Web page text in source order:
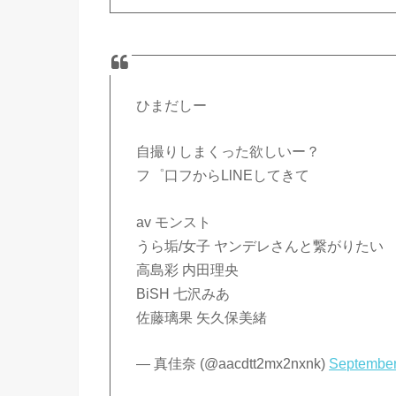
ひまだしー
自撮りしまくった欲しいー？
フ゜口フからLlNEしてきて
av モンスト
うら垢/女子 ヤンデレさんと繋がりたい
高島彩 内田理央
BiSH 七沢みあ
佐藤璃果 矢久保美緒
— 真佳奈 (@aacdtt2mx2nxnk)